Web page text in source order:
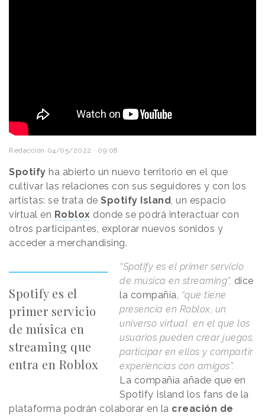
Redacción 04/05/2022 · 09:08
Spotify ha abierto un nuevo territorio en el que
cultivar las relaciones con sus seguidores y con los
artistas: se trata de Spotify Island, un espacio
virtual en Roblox donde se podrá interactuar con
otros participantes, explorar nuevos sonidos y
acceder a merchandising.
Spotify es el
primer servicio
de música en
streaming que
entra en Roblox
“Spotify es el primer servicio
de música en streaming”, dice
la compañía, “que tiene
presencia en Roblox, un
universo virtual en el que los
usuarios pueden crear juegos,
participar en ellos y compartir
experiencias con amigos”.
La compañía añade que en
Spotify Island los fans de la
plataforma podrán colaborar en la creación de